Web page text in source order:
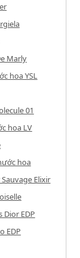
Marly
hoa YSL
01
hoa LV
hoa
Elixir
Dior EDP
EDP